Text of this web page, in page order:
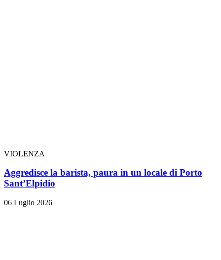
VIOLENZA
Aggredisce la barista, paura in un locale di Porto
Sant’Elpidio
06 Luglio 2026